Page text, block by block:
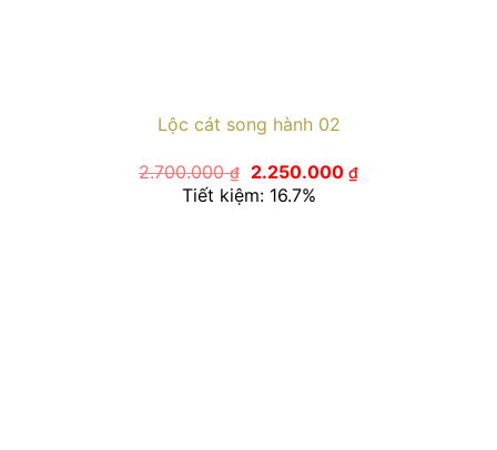
Lộc cát song hành 02
2.700.000₫
Giá
gốc
là:
2.250.000 ₫Giá
hiện
Tiết kiệm: 16.7%